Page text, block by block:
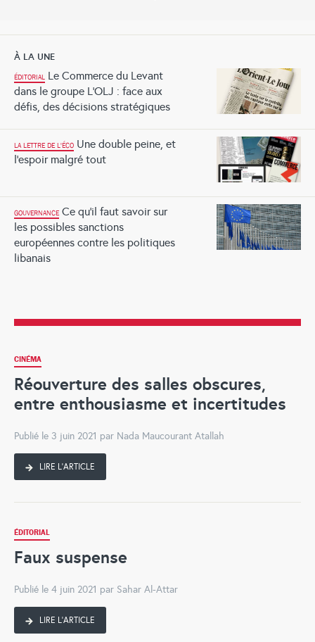
À LA UNE
ÉDITORIAL Le Commerce du Levant
dans le groupe L’OLJ : face aux
défis, des décisions stratégiques
LA LETTRE DE L'ÉCO Une double peine, et
l’espoir malgré tout
GOUVERNANCE Ce qu’il faut savoir sur
les possibles sanctions
européennes contre les politiques
libanais
CINÉMA
Réouverture des salles obscures,
entre enthousiasme et incertitudes
Publié le 3 juin 2021 par Nada Maucourant Atallah
LIRE L'ARTICLE
ÉDITORIAL
Faux suspense
Publié le 4 juin 2021 par Sahar Al-Attar
LIRE L'ARTICLE